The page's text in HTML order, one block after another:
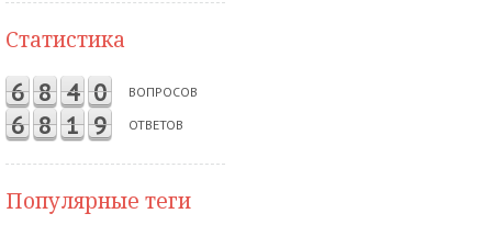
Статистика
6 8 4 0 ВОПРОСОВ
6 8 1 9 ОТВЕТОВ
Популярные теги